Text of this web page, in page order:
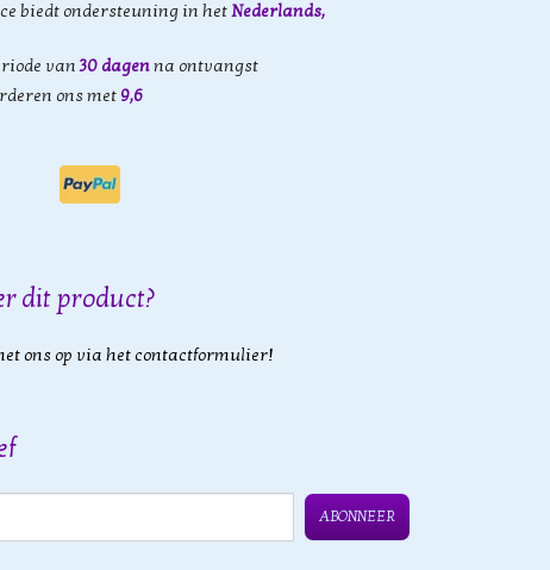
biedt ondersteuning in hetNederlands,
van30 dagenna ontvangst
ons met 9,6
dit product?
ons op via het contactformulier!
ABONNEER